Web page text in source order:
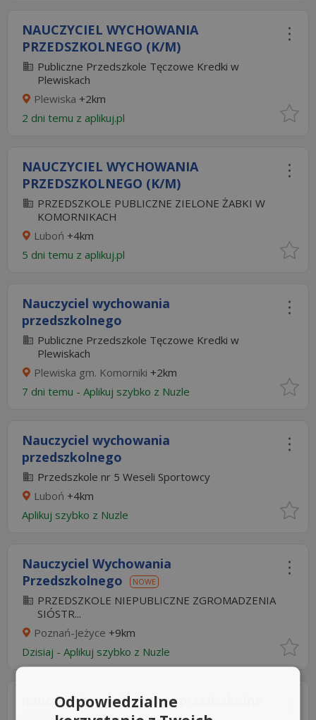
NAUCZYCIEL WYCHOWANIA
PRZEDSZKOLNEGO (K/M)
Publiczne Przedszkole Tęczowe Kredki w
Plewiskach
Plewiska +2km
2 dni temu z aplikuj.pl
NAUCZYCIEL WYCHOWANIA
PRZEDSZKOLNEGO (K/M)
PRZEDSZKOLE PUBLICZNE ZIELONE ŻABKI W
KOMORNIKACH
Luboń +4km
5 dni temu z aplikuj.pl
Nauczyciel wychowania
przedszkolnego
Publiczne Przedszkole Tęczowe Kredki w
Plewiskach
Plewiska gm. Komorniki +2km
7 dni temu - Aplikuj szybko z Nuzle
Nauczyciel wychowania
przedszkolnego
Przedszkole nr 5 Weseli Sportowcy
Luboń +4km
Aplikuj szybko z Nuzle
Nauczyciel Wychowania
Przedszkolnego
NOWE
PRZEDSZKOLE NIEPUBLICZNE ZGROMADZENIA
SIÓSTR...
Poznań-Jeżyce +9km
Dzisiaj - Aplikuj szybko z Nuzle
nauczyciel - wychowanie przedszkolne
Odpowiedzialne